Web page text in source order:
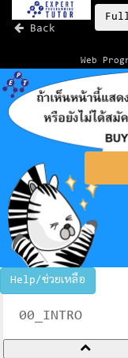
Back
Web
Help/ช่วยเหลือ
00_INTRO